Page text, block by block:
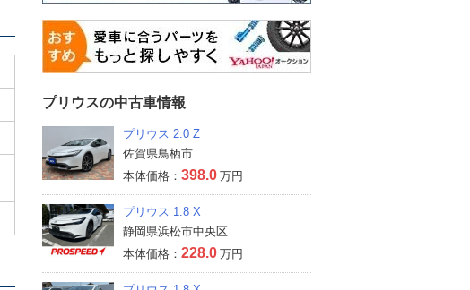
プリウスの中古車情報
プリウス 2.0 Z
佐賀県鳥栖市
本体価格： 398.0 万円
プリウス 1.8 X
静岡県浜松市中央区
本体価格： 228.0 万円